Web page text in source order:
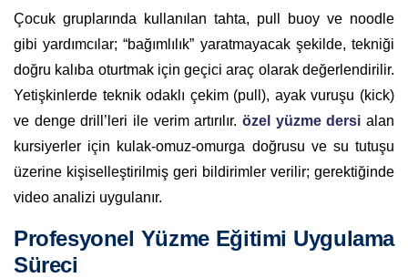
Çocuk gruplarında kullanılan tahta, pull buoy ve noodle
gibi yardımcılar; “bağımlılık” yaratmayacak şekilde, tekniği
doğru kalıba oturtmak için geçici araç olarak değerlendirilir.
Yetişkinlerde teknik odaklı çekim (pull), ayak vuruşu (kick)
ve denge drill’leri ile verim artırılır. özel yüzme dersi alan
kursiyerler için kulak-omuz-omurga doğrusu ve su tutuşu
üzerine kişiselleştirilmiş geri bildirimler verilir; gerektiğinde
video analizi uygulanır.
Profesyonel Yüzme Eğitimi Uygulama
Süreci